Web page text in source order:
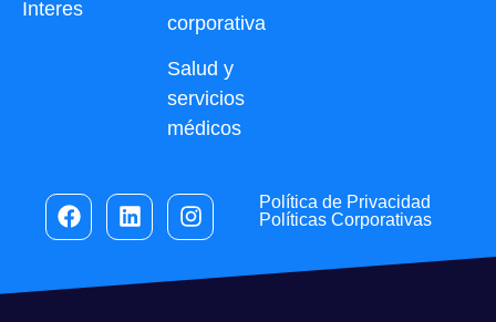
Interes
corporativa
Salud y
servicios
médicos
Política de Privacidad
Políticas Corporativas